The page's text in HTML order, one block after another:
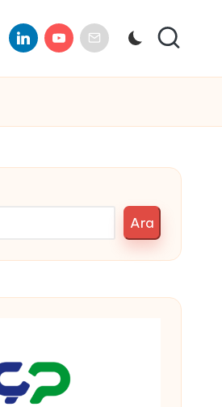
LinkedinYoutube
E-
Mail
Ara